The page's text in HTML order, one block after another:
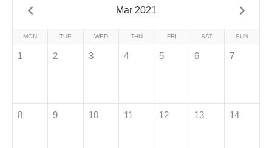
Mar 2021
MON TUE WED THU FRI SAT SUN
1 2 3 4 5 6 7
8 9 10 11 12 13 14